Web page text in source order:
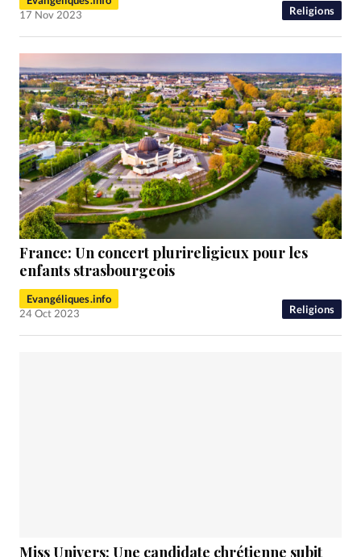
Religions
17 Nov 2023
Religions
France: Un concert plurireligieux pour les
enfants strasbourgeois
Evangéliques.info
24 Oct 2023
Miss Univers: Une candidate chrétienne subit